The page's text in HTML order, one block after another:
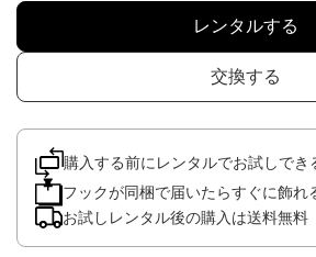
レンタルする
交換する
購入する前にレンタルでお試しでき
フックが同梱で届いたらすぐに飾れ
お試しレンタル後の購入は送料無料